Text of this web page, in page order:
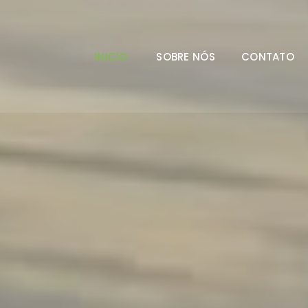
INICIO SOBRE NÓS CONTATO